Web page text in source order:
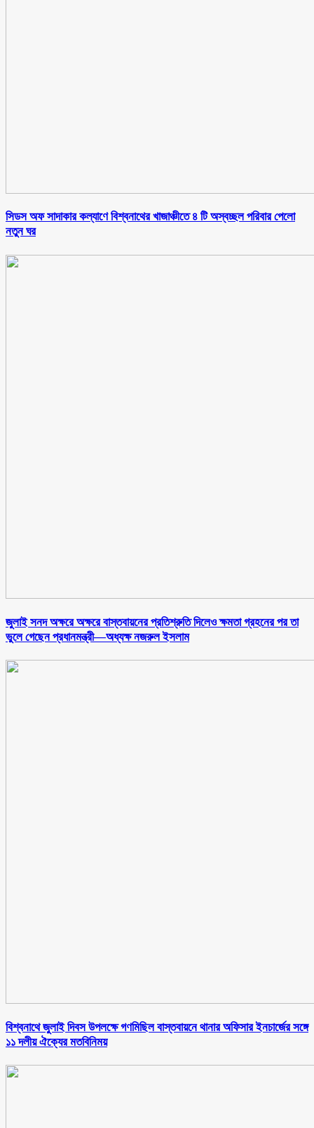
সিডস অফ সাদাকার কল্যাণে বিশ্বনাথের খাজাঞ্চীতে ৪ টি অস্বচ্ছল পরিবার পেলো
নতুন ঘর
জুলাই সনদ অক্ষরে অক্ষরে বাস্তবায়নের প্রতিশ্রুতি দিলেও ক্ষমতা গ্রহনের পর তা
ভুলে গেছেন প্রধানমন্ত্রী—অধ্যক্ষ নজরুল ইসলাম
বিশ্বনাথে জুলাই দিবস উপলক্ষে গণমিছিল বাস্তবায়নে থানার অফিসার ইনচার্জের সঙ্গে
১১ দলীয় ঐক্যের মতবিনিময়